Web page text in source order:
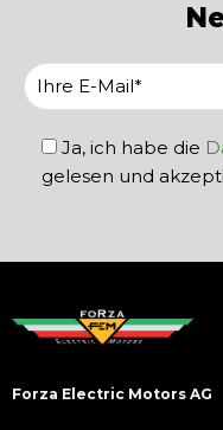
Ja, ich habe die
gelesen und
Forza Electric Motors AG